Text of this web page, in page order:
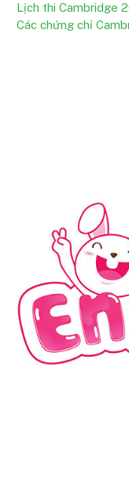
Lịch thi Cambridge
Các chứng chỉ